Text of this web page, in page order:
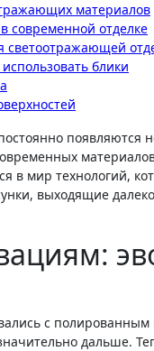
материалов
современной отделке
светоотражающей
блики
в мир технологий,
выходящие
с
дальше.